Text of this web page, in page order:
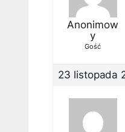
Anonimow
y
Gość
23 listopada